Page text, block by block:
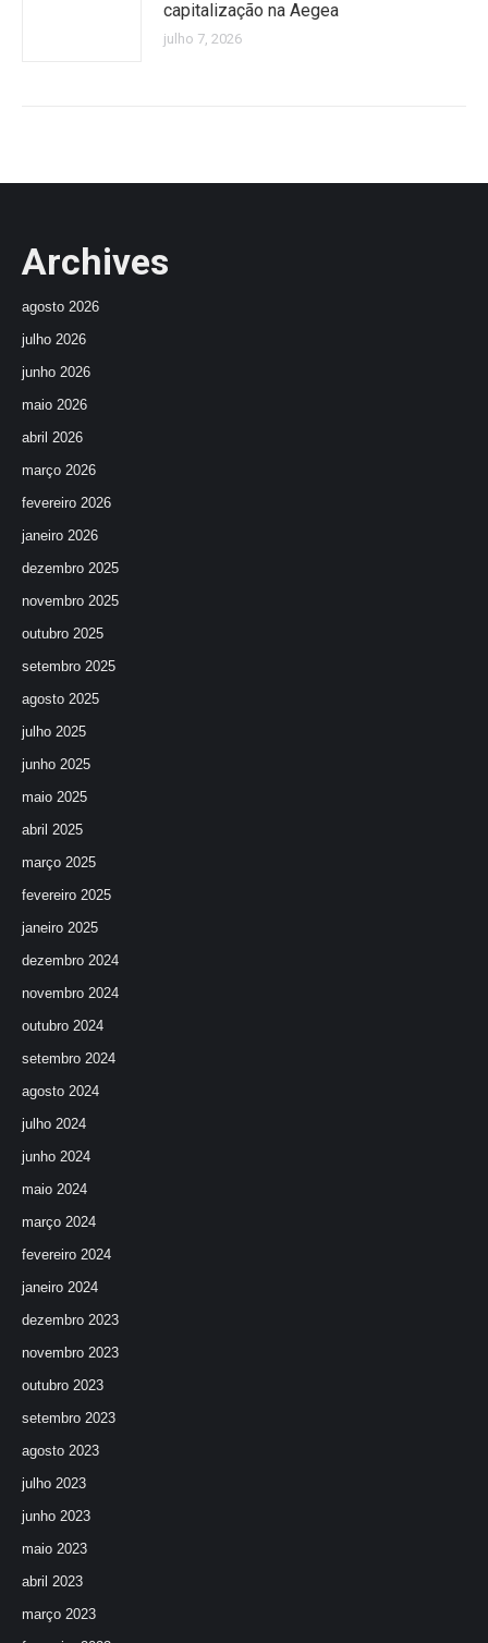
capitalização na Aegea
julho 7, 2026
Archives
agosto 2026
julho 2026
junho 2026
maio 2026
abril 2026
março 2026
fevereiro 2026
janeiro 2026
dezembro 2025
novembro 2025
outubro 2025
setembro 2025
agosto 2025
julho 2025
junho 2025
maio 2025
abril 2025
março 2025
fevereiro 2025
janeiro 2025
dezembro 2024
novembro 2024
outubro 2024
setembro 2024
agosto 2024
julho 2024
junho 2024
maio 2024
março 2024
fevereiro 2024
janeiro 2024
dezembro 2023
novembro 2023
outubro 2023
setembro 2023
agosto 2023
julho 2023
junho 2023
maio 2023
abril 2023
março 2023